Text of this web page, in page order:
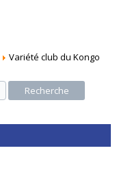
Variété club du Kongo
Recherche